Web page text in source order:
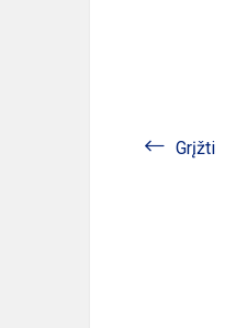
Grįžti